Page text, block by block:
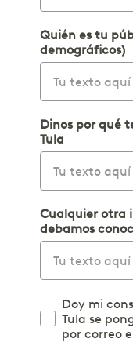
Quién es tu
demográficos)
Dinos por qué
Tula
Cualquier otra
debamos
Doy mi
Tula se
por correo